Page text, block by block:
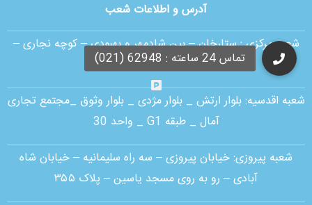
آدرس و اطلاعات شعب
شعبه مرکزی :ستارخان – بین شادمهر و بهبودی – کوچه نجاری –
پلاک ۱۸ – طبقه همکف
شعبه اقدسیه:بلوار ارتش _ بلوار مژدی _ بلوار وثوق _مجتمع تجاری
آمال _ طبقه G1 _ واحد 30
شعبه پیروزی: خیابان پیروزی – سه راه سلیمانیه – خیابان شاه
آبادی – رو به روی مسجد یاسین – پلاک ۳۵۵